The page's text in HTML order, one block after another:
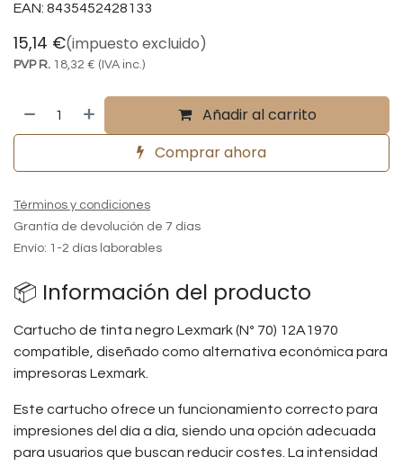
EAN: 8435452428133
15,14 €(impuesto excluido)
PVP R. 18,32 € (IVA inc.)
Añadir al carrito
Comprar ahora
Términos y condiciones
Grantía de devolución de 7 días
Envío: 1-2 días laborables
📦 Información del producto
Cartucho de tinta negro Lexmark (Nº 70) 12A1970
compatible, diseñado como alternativa económica para
impresoras Lexmark.
Este cartucho ofrece un funcionamiento correcto para
impresiones del día a día, siendo una opción adecuada
para usuarios que buscan reducir costes. La intensidad